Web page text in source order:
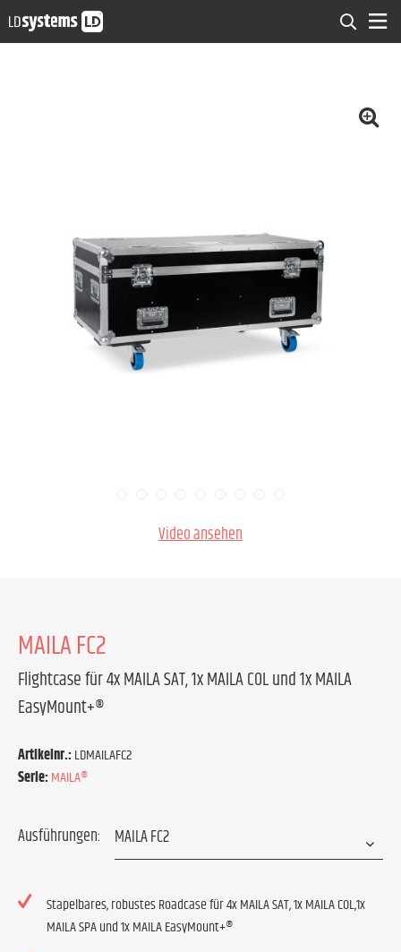
Video ansehen
MAILA FC2
Flightcase für 4x MAILA SAT, 1x MAILA COL und 1x MAILA
EasyMount+®
Artikelnr.:LDMAILAFC2
Serie:MAILA®
Ausführungen:
Stapelbares, robustes Roadcase für 4x MAILA SAT, 1x MAILA COL,1x
MAILA SPA und 1x MAILA EasyMount+®